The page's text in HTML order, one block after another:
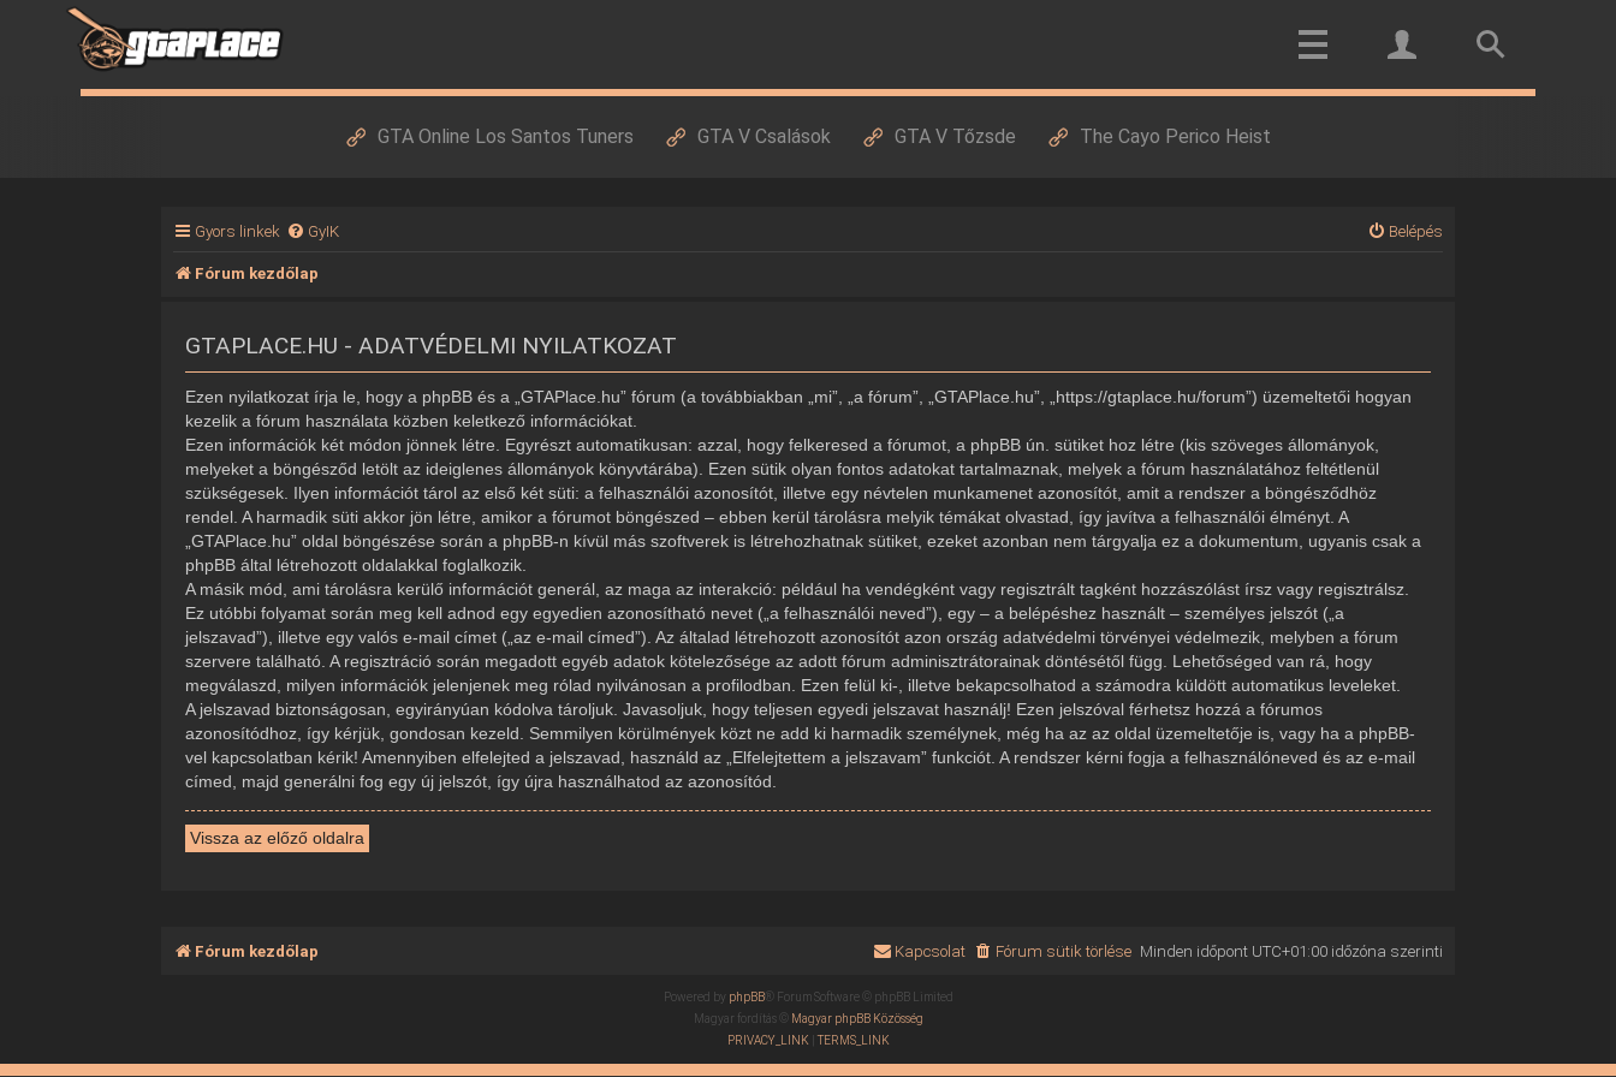
GTA Online Los Santos Tuners GTA V Csalások GTA V Tőzsde The Cayo Perico Heist
Gyors linkek GyIK Belépés
Fórum kezdőlap
GTAPLACE.HU - ADATVÉDELMI NYILATKOZAT
Ezen nyilatkozat írja le, hogy a phpBB és a „GTAPlace.hu” fórum (a továbbiakban „mi”, „a fórum”, „GTAPlace.hu”, „https://gtaplace.hu/forum”) üzemeltetői hogyan
kezelik a fórum használata közben keletkező információkat.
Ezen információk két módon jönnek létre. Egyrészt automatikusan: azzal, hogy felkeresed a fórumot, a phpBB ún. sütiket hoz létre (kis szöveges állományok,
melyeket a böngésződ letölt az ideiglenes állományok könyvtárába). Ezen sütik olyan fontos adatokat tartalmaznak, melyek a fórum használatához feltétlenül
szükségesek. Ilyen információt tárol az első két süti: a felhasználói azonosítót, illetve egy névtelen munkamenet azonosítót, amit a rendszer a böngésződhöz
rendel. A harmadik süti akkor jön létre, amikor a fórumot böngészed – ebben kerül tárolásra melyik témákat olvastad, így javítva a felhasználói élményt. A
„GTAPlace.hu” oldal böngészése során a phpBB-n kívül más szoftverek is létrehozhatnak sütiket, ezeket azonban nem tárgyalja ez a dokumentum, ugyanis csak a
phpBB által létrehozott oldalakkal foglalkozik.
A másik mód, ami tárolásra kerülő információt generál, az maga az interakció: például ha vendégként vagy regisztrált tagként hozzászólást írsz vagy regisztrálsz.
Ez utóbbi folyamat során meg kell adnod egy egyedien azonosítható nevet („a felhasználói neved”), egy – a belépéshez használt – személyes jelszót („a
jelszavad”), illetve egy valós e-mail címet („az e-mail címed”). Az általad létrehozott azonosítót azon ország adatvédelmi törvényei védelmezik, melyben a fórum
szervere található. A regisztráció során megadott egyéb adatok kötelezősége az adott fórum adminisztrátorainak döntésétől függ. Lehetőséged van rá, hogy
megválaszd, milyen információk jelenjenek meg rólad nyilvánosan a profilodban. Ezen felül ki-, illetve bekapcsolhatod a számodra küldött automatikus leveleket.
A jelszavad biztonságosan, egyirányúan kódolva tároljuk. Javasoljuk, hogy teljesen egyedi jelszavat használj! Ezen jelszóval férhetsz hozzá a fórumos
azonosítódhoz, így kérjük, gondosan kezeld. Semmilyen körülmények közt ne add ki harmadik személynek, még ha az az oldal üzemeltetője is, vagy ha a phpBB-
vel kapcsolatban kérik! Amennyiben elfelejted a jelszavad, használd az „Elfelejtettem a jelszavam” funkciót. A rendszer kérni fogja a felhasználóneved és az e-mail
címed, majd generálni fog egy új jelszót, így újra használhatod az azonosítód.
Vissza az előző oldalra
Fórum kezdőlap Minden időpont UTC+01:00időzóna szerinti
Fórum sütik törlése
Kapcsolat
Powered by phpBB® Forum Software © phpBB Limited
Magyar fordítás © Magyar phpBB Közösség
PRIVACY_LINK |TERMS_LINK